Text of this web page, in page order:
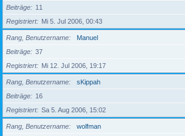
Beiträge
11
Registriert
Mi 5. Jul 2006, 00:43
Rang, Benutzername
Manuel
Beiträge
37
Registriert
Mi 12. Jul 2006, 19:17
Rang, Benutzername
sKippah
Beiträge
16
Registriert
Sa 5. Aug 2006, 15:02
Rang, Benutzername
wolfman